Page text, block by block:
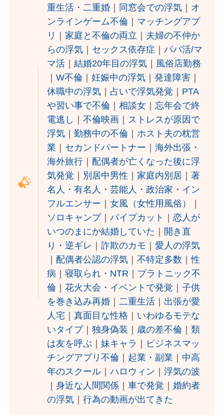
重生活・二重婚
同窓会での浮気
オ
ンラインゲーム不倫
マッチングアプ
リ
家庭と不倫の両立
夫婦の不仲か
らの浮気
セックス依存症 ｜パパ活/マ
マ活 ｜結婚20年目の浮気
風俗店勤務
｜W不倫 ｜妊娠中の浮気 ｜発達障害
休職中の浮気
占いで浮気発覚
PTA
や習い事で不倫 ｜相談女 ｜忘年会で終
電逃し
｜不倫映画
ストレスが原因で
浮気 ｜勤務中の不倫 ｜ホスト夫の枕営
業
セカンドパートナー ｜海外出張・
海外旅行
配偶者が亡くなった後に浮
気発覚
別居中男性 家庭内別居 ｜著
名人・有名人・芸能人・政治家・イン
フルエンサー ｜女風（女性用風俗）
ソロキャンプ｜パイプカット ｜恋人が
いつのまにか結婚していた
開き直
り・逆ギレ
｜詐欺のカモ ｜愛人の浮気
配偶者公認の浮気 ｜不特定多数 ｜性
病 ｜寝取られ・NTR
プラトニック不
倫 ｜花火大会・イベントで発覚 ｜子供
を巻き込み再婚 ｜二重生活
出張が愛
人宅 ｜真面目な性格
いわゆるモテな
いタイプ｜独身偽装 歳の差不倫 ｜類
は友を呼ぶ ｜妹キャラ
ビジネスマッ
チングアプリ不倫
起業・副業
中高
年のスクール ｜ハロウィン ｜浮気の波
｜身近な人間関係 ｜車で発覚 ｜婚約者
の浮気 ｜行為の動画が出てきた